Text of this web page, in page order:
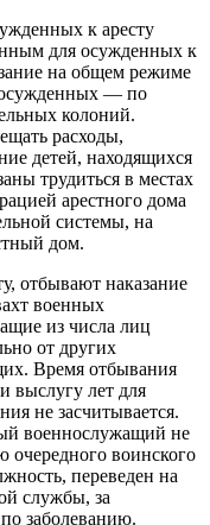
к аресту
для осужденных к
на общем режиме
осужденных — по
колоний.
расходы,
детей, находящихся
трудиться в местах
арестного дома
системы, на
дом.
отбывают наказание
военных
из числа лиц
от других
Время отбывания
выслугу лет для
не засчитывается.
военнослужащий не
очередного воинского
переведен на
службы, за
заболеванию.